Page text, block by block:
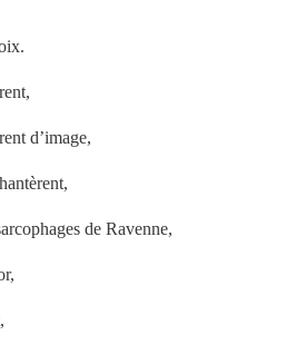
d’image,
de Ravenne,